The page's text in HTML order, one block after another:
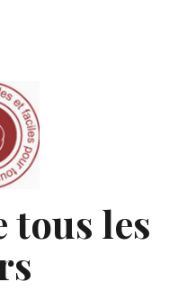
tous les